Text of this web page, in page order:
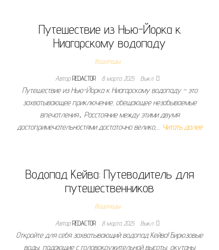
Путешествие из Нью-Йорка к
Ниагарскому водопаду
Водопады
АвторREDACTOR 8 марта 2025 Выкл.
Путешествие из Нью-Йорка к Ниагарскому водопаду – это
захватывающее приключение, обещающее незабываемые
впечатления․ Расстояние между этими двумя
достопримечательностями достаточно велико,… Читать далее
Водопад Кейва: Путеводитель для
путешественников
Водопады
АвторREDACTOR 8 марта 2025 Выкл.
Откройте для себя захватывающий водопад Кейва! Бирюзовые
воды, падающие с головокружительной высоты, окутаны